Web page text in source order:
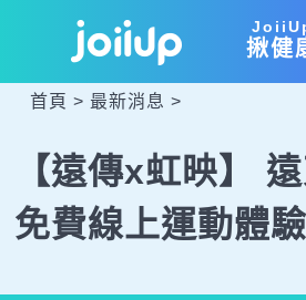
揪健
首頁 > 最新消息 >
【遠傳x虹映】
免費線上運動體驗